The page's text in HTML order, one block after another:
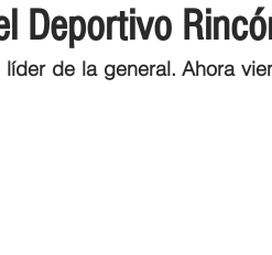
Deportivo
de la general. Ahora